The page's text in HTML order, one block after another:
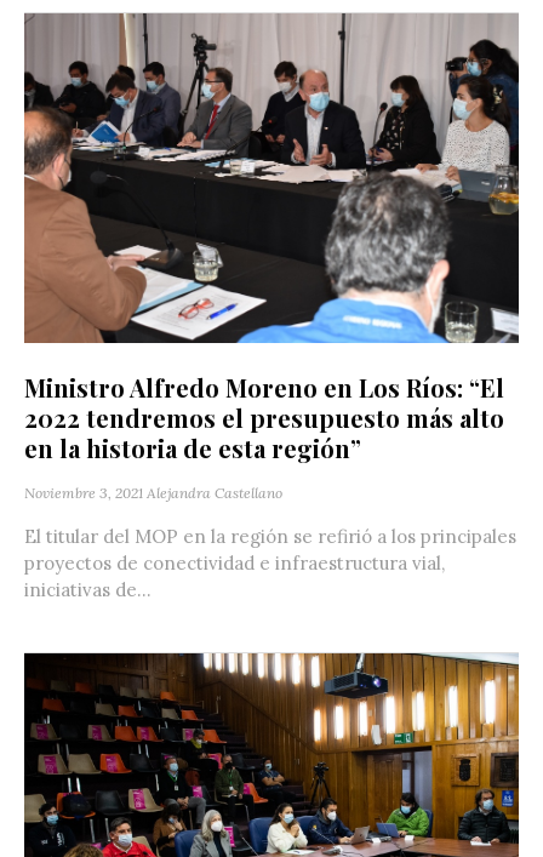
Ministro Alfredo Moreno en Los Ríos: “El
2022 tendremos el presupuesto más alto
en la historia de esta región”
Noviembre 3, 2021 Alejandra Castellano
El titular del MOP en la región se refirió a los principales
proyectos de conectividad e infraestructura vial,
iniciativas de...